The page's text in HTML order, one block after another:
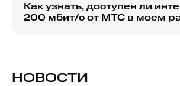
Как узнать, доступен ли
200 мбит/с от МТС в моем
НОВОСТИ